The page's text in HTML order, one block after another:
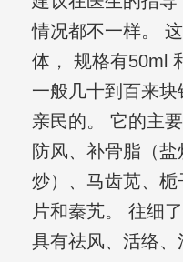
情况都不一样。
体， 规格有50ml
一般几十到百来
亲民的。 它的主
防风、补骨脂（
炒）、马齿苋、
片和秦艽。 往细
具有祛风、活络